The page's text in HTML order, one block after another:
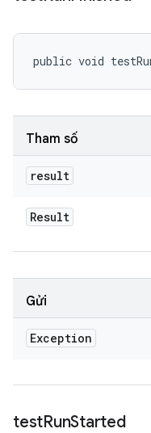
public void
Tham số
result
Result
Gửi
Exception
testRunStarted